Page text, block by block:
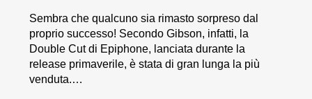
Sembra che qualcuno sia rimasto sorpreso dal
proprio successo! Secondo Gibson, infatti, la
Double Cut di Epiphone, lanciata durante la
release primaverile, è stata di gran lunga la più
venduta.…